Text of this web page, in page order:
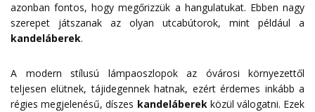
azonban fontos, hogy megőrizzük a hangulatukat. Ebben nagy
szerepet játszanak az olyan utcabútorok, mint például a
kandeláberek.
A modern stílusú lámpaoszlopok az óvárosi környezettől
teljesen elütnek, tájidegennek hatnak, ezért érdemes inkább a
régies megjelenésű, díszes kandeláberekközül válogatni. Ezek